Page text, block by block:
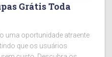
Grátis Toda
uma oportunidade atraente
que os usuários